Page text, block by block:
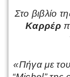
Στο βιβλίο
Καρρέρ
«Πήγα με